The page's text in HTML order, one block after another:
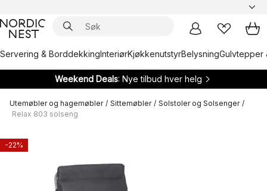
Servering & BorddekkingInteriørKjøkkenutstyrBelysningGulvtepper
Weekend Deals: Nye tilbud hver helg
Utemøbler og hagemøbler / Sittemøbler / Solstoler og Solsenger /
Relax 803 solseng
-22%